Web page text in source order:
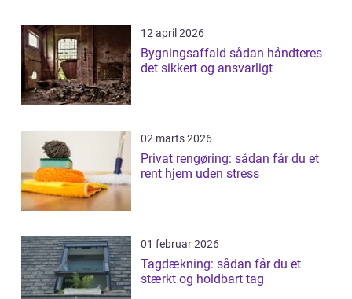
12 april 2026
Bygningsaffald sådan håndteres
det sikkert og ansvarligt
02 marts 2026
Privat rengøring: sådan får du et
rent hjem uden stress
01 februar 2026
Tagdækning: sådan får du et
stærkt og holdbart tag